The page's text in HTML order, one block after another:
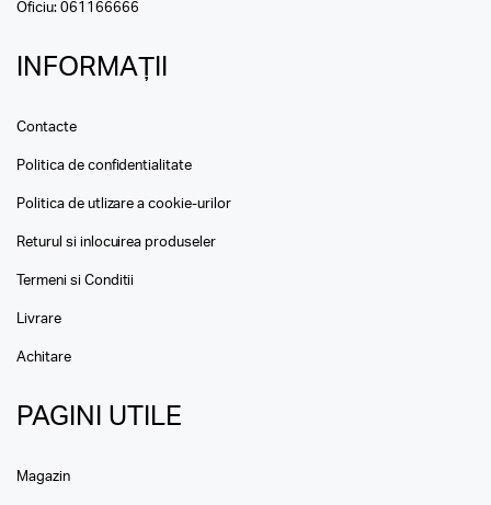
Oficiu: 061166666
INFORMAȚII
Contacte
Politica de confidentialitate
Politica de utlizare a cookie-urilor
Returul si inlocuirea produseler
Termeni si Conditii
Livrare
Achitare
PAGINI UTILE
Magazin